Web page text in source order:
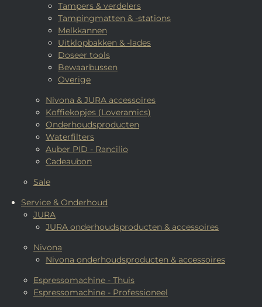
Tampers & verdelers
Tampingmatten & -stations
Melkkannen
Uitklopbakken & -lades
Doseer tools
Bewaarbussen
Overige
Nivona & JURA accessoires
Koffiekopjes (Loveramics)
Onderhoudsproducten
Waterfilters
Auber PID - Rancilio
Cadeaubon
Sale
Service & Onderhoud
JURA
JURA onderhoudsproducten & accessoires
Nivona
Nivona onderhoudsproducten & accessoires
Espressomachine - Thuis
Espressomachine - Professioneel